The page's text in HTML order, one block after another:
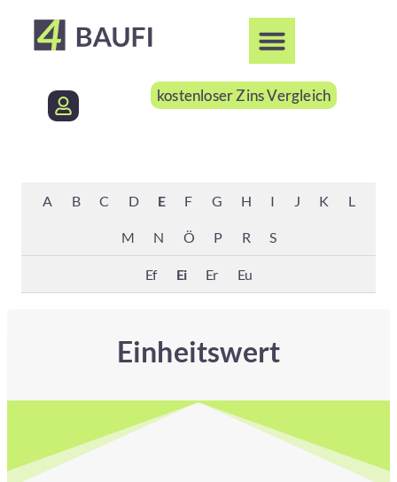
kostenloser Zins Vergleich
A B C D E F G H I J K L
M N Ö P R S
Ef Ei Er Eu
Einheitswert